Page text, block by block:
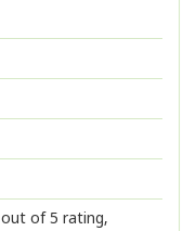
out of 5 rating,